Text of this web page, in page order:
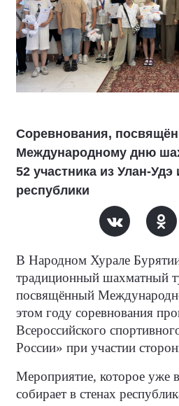
Соревнования,
Международному дню
52 участника из Улан-
республики
В Народном Хурале
традиционный шахматный
посвящённый
этом году соревнования
Всероссийского
России» при участии
Мероприятие, которое уже
собирает в стенах